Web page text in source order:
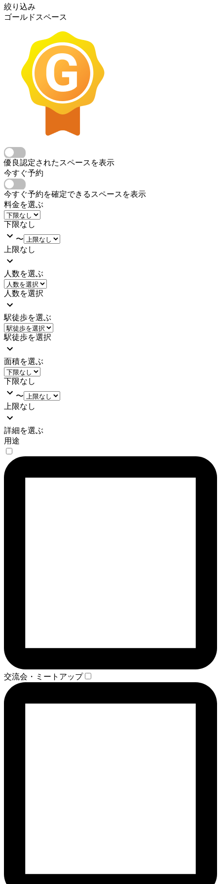
絞り込み
ゴールドスペース
優良認定されたスペースを表示
今すぐ予約
今すぐ予約を確定できるスペースを表示
料金を選ぶ
下限なし
〜
上限なし
人数を選ぶ
人数を選択
駅徒歩を選ぶ
駅徒歩を選択
面積を選ぶ
下限なし
〜
上限なし
詳細を選ぶ
用途
交流会・ミートアップ